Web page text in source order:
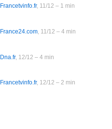
Francetvinfo.fr, 11/12 – 1 min
France24.com, 11/12 – 4 min
Dna.fr, 12/12 – 4 min
Francetvinfo.fr, 12/12 – 2 min